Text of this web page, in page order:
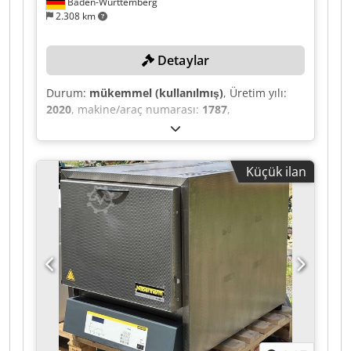
2.308 km
Detaylar
Durum: mükemmel (kullanılmış), Üretim yılı:
2020, makine/araç numarası: 1787,
tamamen fonksiyonel
1.150 °C, toplam uzunluk:23.700 mm, konveyör
bant genişliği:620 mm, ısıtma kapasitesi:320
kW (435,08 bg), geçiş yüksekliği:100 mm, The
system has seen very little use and is in
excellent condition. TECHNICAL DETAILS
Maximum operating temperature: 1150°C
Conveyor belt width: 620 mm Installed heating
capacity: 320 kW across 8 zones Fuel: Natural
gas Operation: Hydrogen + Nitrogen (N2 + H2)
integrated Usable height: 100 mm
Crsdpfxszclpho Aamjf Dimensions Length of
loading table: 2 m Length of LED3 burn-off zone:
1.5 m Length of sintering zone: 7.5 m Length of
Küçük ilan